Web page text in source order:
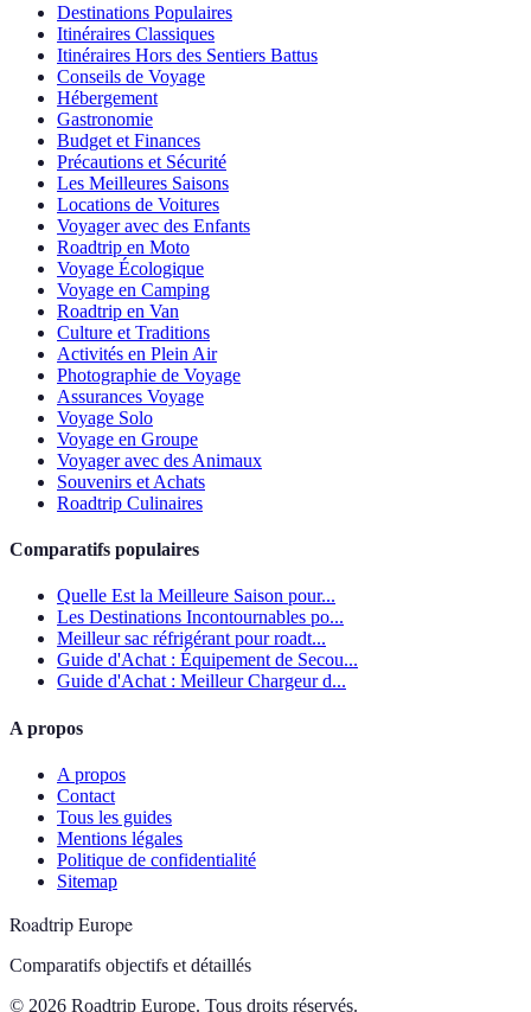
Destinations Populaires
Itinéraires Classiques
Itinéraires Hors des Sentiers Battus
Conseils de Voyage
Hébergement
Gastronomie
Budget et Finances
Précautions et Sécurité
Les Meilleures Saisons
Locations de Voitures
Voyager avec des Enfants
Roadtrip en Moto
Voyage Écologique
Voyage en Camping
Roadtrip en Van
Culture et Traditions
Activités en Plein Air
Photographie de Voyage
Assurances Voyage
Voyage Solo
Voyage en Groupe
Voyager avec des Animaux
Souvenirs et Achats
Roadtrip Culinaires
Comparatifs populaires
Quelle Est la Meilleure Saison pour...
Les Destinations Incontournables po...
Meilleur sac réfrigérant pour roadt...
Guide d'Achat : Équipement de Secou...
Guide d'Achat : Meilleur Chargeur d...
A propos
A propos
Contact
Tous les guides
Mentions légales
Politique de confidentialité
Sitemap
Roadtrip Europe
Comparatifs objectifs et détaillés
© 2026 Roadtrip Europe. Tous droits réservés.